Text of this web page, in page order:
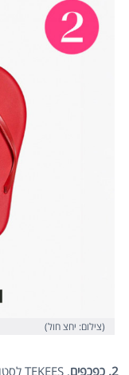
(צילום: יחצ חול)
2. כפכפים
, TEKEES לסטורי, מחיר: 165 שקלים